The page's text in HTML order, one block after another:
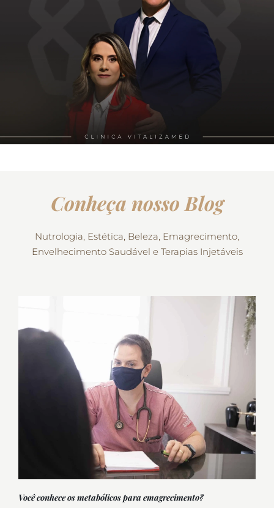
Conheça nosso Blog
Nutrologia, Estética, Beleza, Emagrecimento,
Envelhecimento Saudável e Terapias Injetáveis
Você conhece os metabólicos para emagrecimento?